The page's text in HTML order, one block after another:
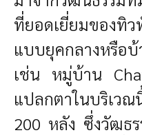
ที่ยอดเยี่ยมของทิ
แบบยุคกลางหรือ
เช่น หมู่บ้าน
แปลกตาในบริเวณ
200 หลัง ซึ่งวัฒธ